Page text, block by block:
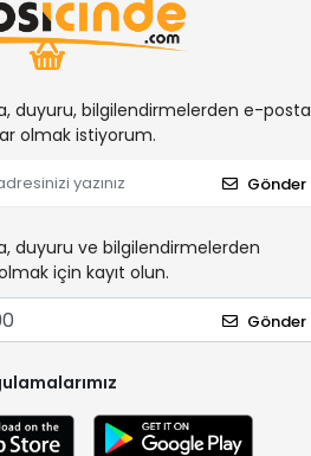
duyuru, bilgilendirmelerden e-posta
olmak istiyorum.
Gönder
duyuru ve bilgilendirmelerden
için kayıt olun.
Gönder